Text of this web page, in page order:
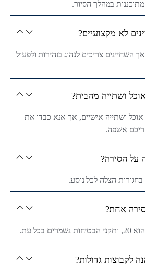
לא מקצועיים?
השחיינים צריכים לנהוג בזהירות ולפעול
ושתייה מהבית?
אוכל ושתייה אישיים, אך אנא כבדו את
אשפה.
על הסירה?
בחגורות הצלה לכל נוסע.
אחת?
בכל עת.
לקבוצות גדולות?